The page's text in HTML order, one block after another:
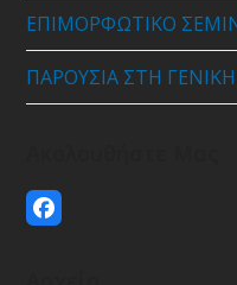
ΕΠΙΜΟΡΦΩΤΙΚΟ
ΠΑΡΟΥΣΙΑ ΣΤΗ
Facebook